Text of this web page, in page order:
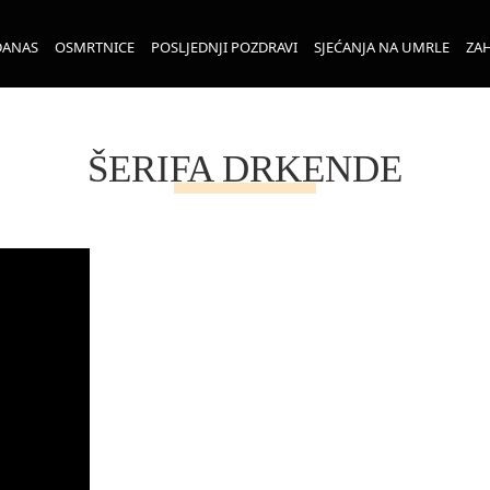
OSMRTNICE POSLJEDNJI POZDRAVI SJEĆANJA NA UMRLE
ŠERIFA DRKENDE